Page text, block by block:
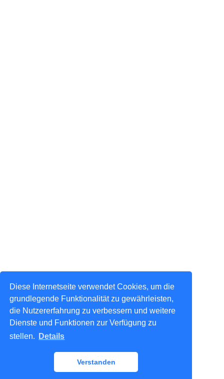
Diese Internetseite verwendet Cookies, um die
grundlegende Funktionalität zu gewährleisten,
die Nutzererfahrung zu verbessern und weitere
Dienste und Funktionen zur Verfügung zu
stellen.
Details
Verstanden